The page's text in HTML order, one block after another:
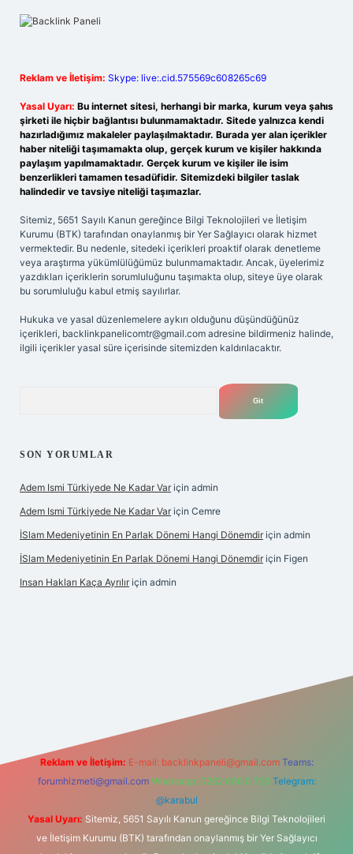
Reklam ve İletişim: Skype: live:.cid.575569c608265c69
Yasal Uyarı: Bu internet sitesi, herhangi bir marka, kurum veya şahıs
şirketi ile hiçbir bağlantısı bulunmamaktadır. Sitede yalnızca kendi
hazırladığımız makaleler paylaşılmaktadır. Burada yer alan içerikler
haber niteliği taşımamakta olup, gerçek kurum ve kişiler hakkında
paylaşım yapılmamaktadır. Gerçek kurum ve kişiler ile isim
benzerlikleri tamamen tesadüfidir. Sitemizdeki bilgiler taslak
halindedir ve tavsiye niteliği taşımazlar.
Sitemiz, 5651 Sayılı Kanun gereğince Bilgi Teknolojileri ve İletişim
Kurumu (BTK) tarafından onaylanmış bir Yer Sağlayıcı olarak hizmet
vermektedir. Bu nedenle, sitedeki içerikleri proaktif olarak denetleme
veya araştırma yükümlülüğümüz bulunmamaktadır. Ancak, üyelerimiz
yazdıkları içeriklerin sorumluluğunu taşımakta olup, siteye üye olarak
bu sorumluluğu kabul etmiş sayılırlar.
Hukuka ve yasal düzenlemelere aykırı olduğunu düşündüğünüz
içerikleri, backlinkpanelicomtr@gmail.com adresine bildirmeniz halinde,
ilgili içerikler yasal süre içerisinde sitemizden kaldırılacaktır.
SON YORUMLAR
Adem Ismi Türkiyede Ne Kadar Var için admin
Adem Ismi Türkiyede Ne Kadar Var için Cemre
İSlam Medeniyetinin En Parlak Dönemi Hangi Dönemdir için admin
İSlam Medeniyetinin En Parlak Dönemi Hangi Dönemdir için Figen
Insan Hakları Kaça Ayrılır için admin
Reklam ve İletişim: E-mail: backlinkpaneli@gmail.com Teams:
forumhizmeti@gmail.com Whatsapp: 0262 606 0 726 Telegram:
@karabul
Yasal Uyarı: Sitemiz, 5651 Sayılı Kanun gereğince Bilgi Teknolojileri
ve İletişim Kurumu (BTK) tarafından onaylanmış bir Yer Sağlayıcı